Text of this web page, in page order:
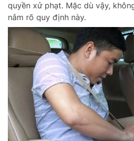
quyền xử phạt. Mặc dù vậy,
nắm rõ quy định này.